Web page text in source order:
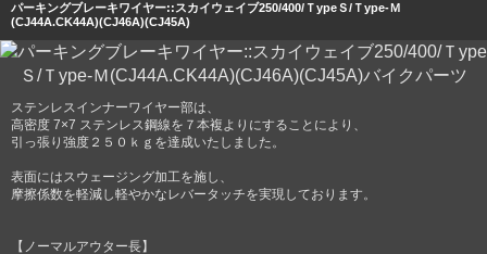
パーキングブレーキワイヤー::スカイウェイブ250/400/ＴypeＳ/Ｔype-Ｍ
(CJ44A.CK44A)(CJ46A)(CJ45A)
ステンレスインナーワイヤー部は、
高密度 7×7 ステンレス鋼線を７本複よりにすることにより、
引っ張り強度２５０ｋｇを達成いたしました。
表面にはスウェージング加工を施し、
摩擦係数を軽減し軽やかなレバータッチを実現しております。
【ノーマルアウター長】